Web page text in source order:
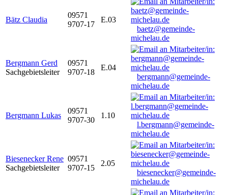
Bätz Claudia
09571
9707-17
E.03
baetz@gemeinde-
michelau.de
Bergmann Gerd
Sachgebietsleiter
09571
9707-18
E.04
bergmann@gemeinde-
michelau.de
Bergmann Lukas
09571
9707-30
1.10
l.bergmann@gemeinde-
michelau.de
Biesenecker Rene
Sachgebietsleiter
09571
9707-15
2.05
biesenecker@gemeinde-
michelau.de